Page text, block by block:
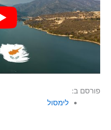
פורסם ב:
לימסול